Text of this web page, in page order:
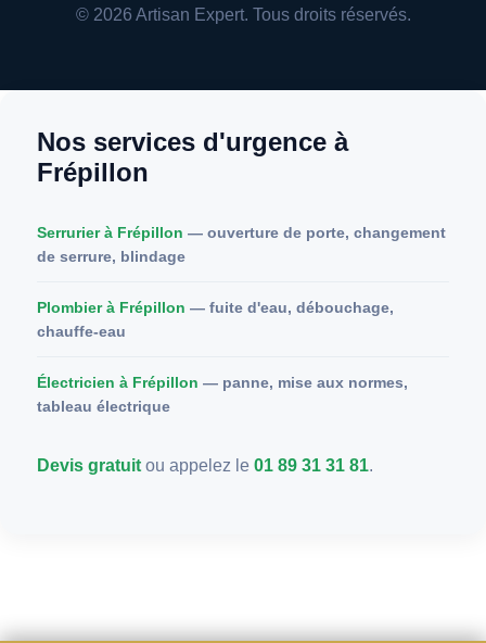
© 2026 Artisan Expert. Tous droits réservés.
Nos services d'urgence à
Frépillon
Serrurier à Frépillon — ouverture de porte, changement
de serrure, blindage
Plombier à Frépillon — fuite d'eau, débouchage,
chauffe-eau
Électricien à Frépillon — panne, mise aux normes,
tableau électrique
Devis gratuit ou appelez le 01 89 31 31 81.